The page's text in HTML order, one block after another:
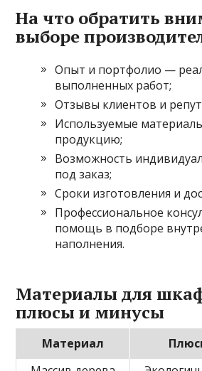
На что обратить
выборе
Опыт и портфолио —
выполненных работ;
Отзывы клиентов и
Используемые
продукцию;
Возможность
под заказ;
Сроки изготовления и
Профессиональное
помощь в подборе
наполнения.
Материалы для
плюсы и минусы
Материал